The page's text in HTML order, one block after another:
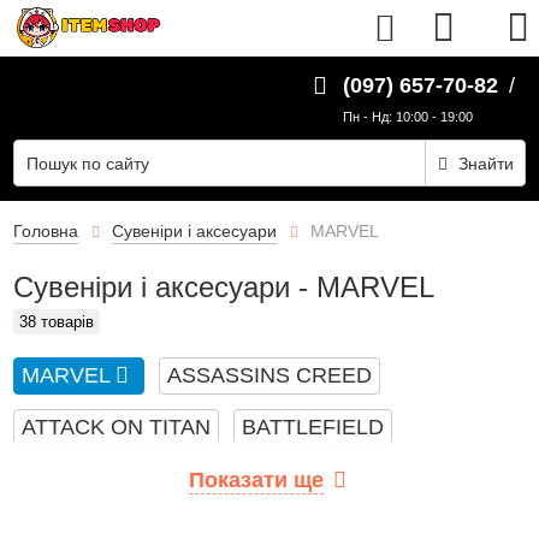
(097) 657-70-82
Пн - Нд: 10:00 - 19:00
/
Знайти
UK
Головна Сувеніри і аксесуари MARVEL
Сувеніри і аксесуари - MARVEL
38 товарів
MARVEL ASSASSINS CREED
ATTACK ON TITAN BATTLEFIELD
BIOWORLD BLACK PINK
Показати ще